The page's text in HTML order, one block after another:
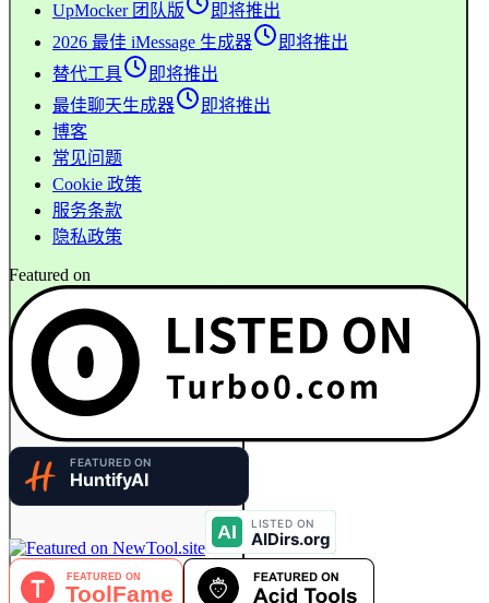
没错！我们可以设计模拟对话，测试布局，还挺有趣的。 1:43 下午
UpMocker 团队版
即将推出
2026 最佳 iMessage 生成器
即将推出
替代工具
即将推出
最佳聊天生成器
即将推出
博客
常见问题
Cookie 政策
服务条款
隐私政策
Featured on